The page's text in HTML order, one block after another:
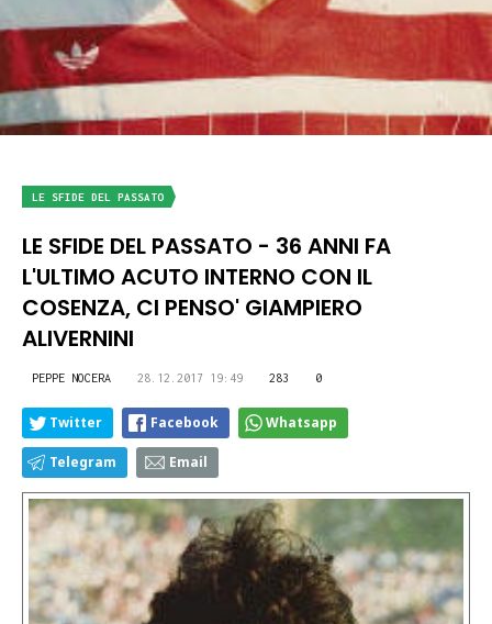
LE SFIDE DEL PASSATO
LE SFIDE DEL PASSATO - 36 ANNI FA
L'ULTIMO ACUTO INTERNO CON IL
COSENZA, CI PENSO' GIAMPIERO
ALIVERNINI
PEPPE NOCERA 28.12.2017 19:49 283 0
Twitter Facebook Whatsapp
Telegram Email